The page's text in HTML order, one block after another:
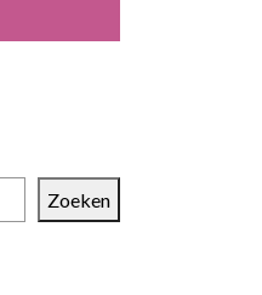
Zoeken